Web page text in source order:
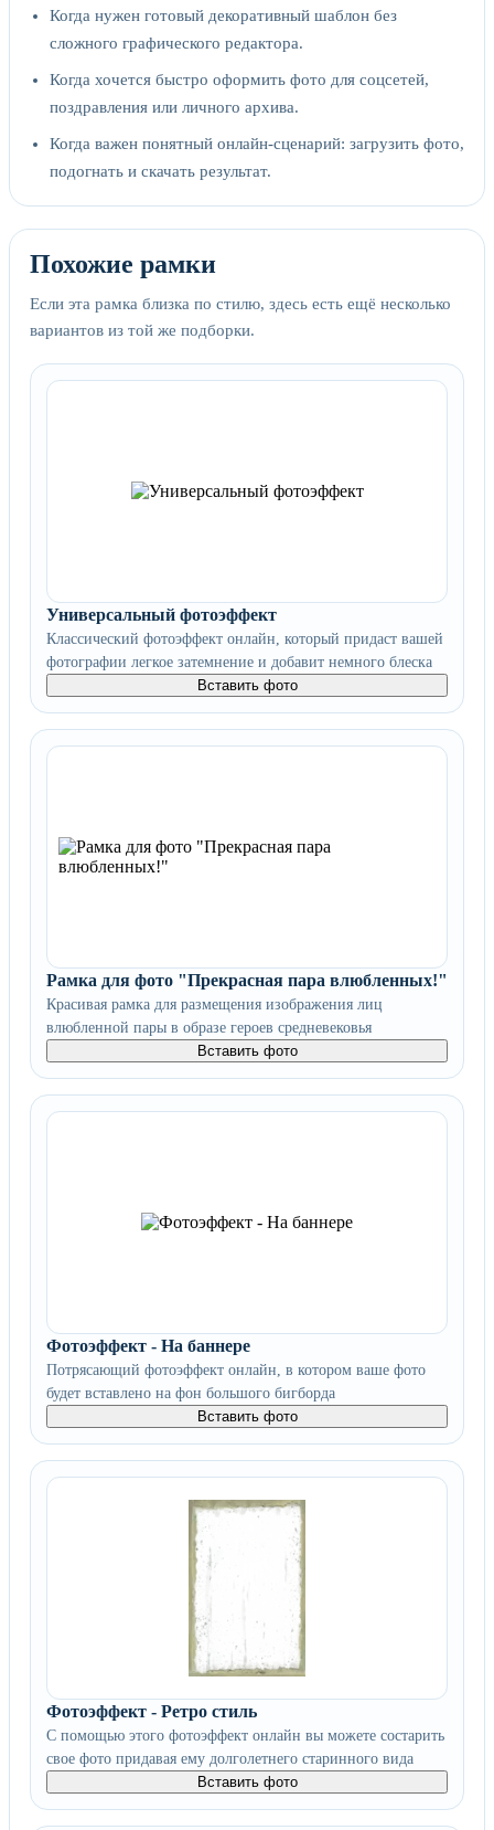
Когда нужен готовый декоративный шаблон без
сложного графического редактора.
Когда хочется быстро оформить фото для соцсетей,
поздравления или личного архива.
Когда важен понятный онлайн-сценарий: загрузить фото,
подогнать и скачать результат.
Похожие рамки
Если эта рамка близка по стилю, здесь есть ещё несколько
вариантов из той же подборки.
Универсальный фотоэффект
Классический фотоэффект онлайн, который придаст вашей
фотографии легкое затемнение и добавит немного блеска
Вставить фото
Рамка для фото "Прекрасная пара влюбленных!"
Красивая рамка для размещения изображения лиц
влюбленной пары в образе героев средневековья
Вставить фото
Фотоэффект - На баннере
Потрясающий фотоэффект онлайн, в котором ваше фото
будет вставлено на фон большого бигборда
Вставить фото
Фотоэффект - Ретро стиль
С помощью этого фотоэффект онлайн вы можете состарить
свое фото придавая ему долголетнего старинного вида
Вставить фото